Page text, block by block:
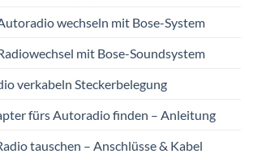
wechseln mit Bose-System
mit Bose-Soundsystem
verkabeln Steckerbelegung
fürs Autoradio finden – Anleitung
tauschen – Anschlüsse & Kabel